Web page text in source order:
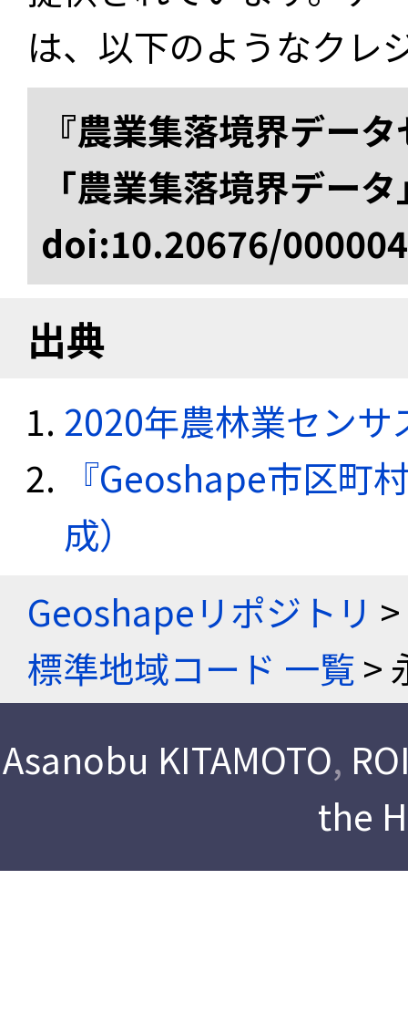
は、以下のようなクレ
『農業集落境界デー
「農業集落境界デー
doi:10.20676/
出典
2020年農林業セン
『Geoshape市区町
成）
Geoshapeリポジトリ >
標準地域コード 一覧>
Asanobu KITAMOTO,
the